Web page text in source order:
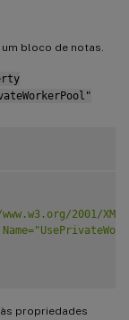
bloco de notas.
2001/
propriedades